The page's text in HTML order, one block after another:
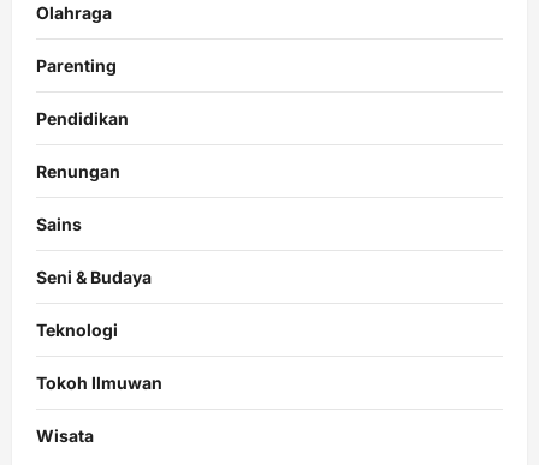
Olahraga
Parenting
Pendidikan
Renungan
Sains
Seni & Budaya
Teknologi
Tokoh Ilmuwan
Wisata